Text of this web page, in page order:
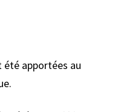
apportées au